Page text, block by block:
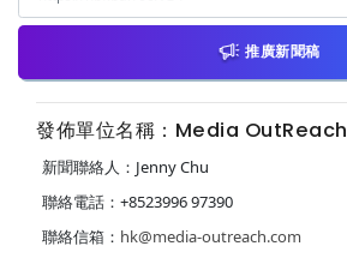
推廣新聞稿
發佈單位名稱：Media OutReach
新聞聯絡人：Jenny Chu
聯絡電話：+8523996 97390
聯絡信箱： hk@media-outreach.com